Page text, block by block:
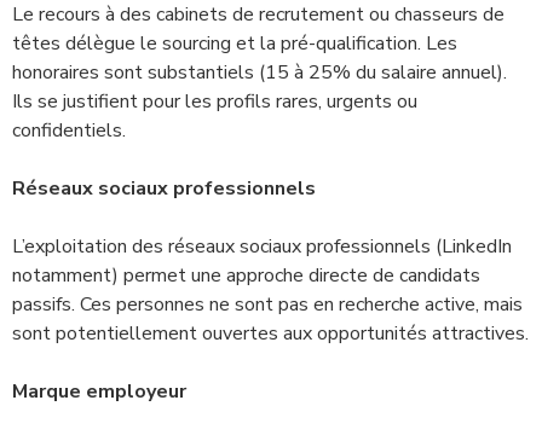
Le recours à des cabinets de recrutement ou chasseurs de
têtes délègue le sourcing et la pré-qualification. Les
honoraires sont substantiels (15 à 25% du salaire annuel).
Ils se justifient pour les profils rares, urgents ou
confidentiels.
Réseaux sociaux professionnels
L’exploitation des réseaux sociaux professionnels (LinkedIn
notamment) permet une approche directe de candidats
passifs. Ces personnes ne sont pas en recherche active, mais
sont potentiellement ouvertes aux opportunités attractives.
Marque employeur